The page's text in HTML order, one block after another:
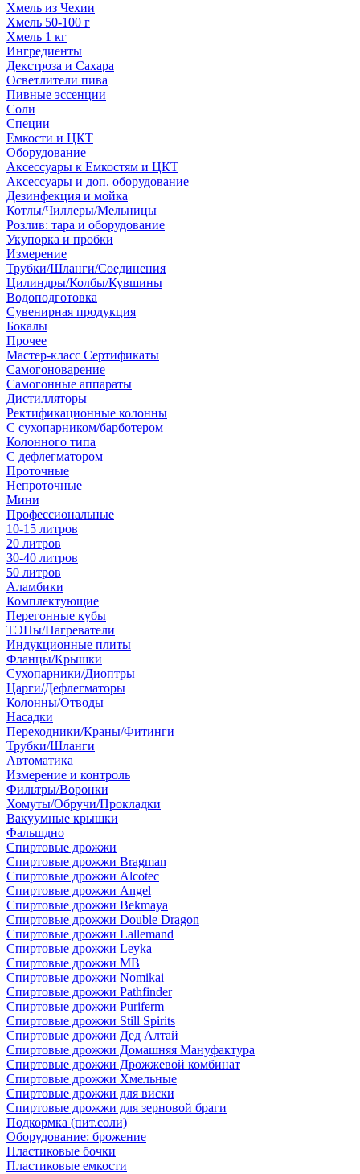
Хмель из Чехии
Хмель 50-100 г
Хмель 1 кг
Ингредиенты
Декстроза и Сахара
Осветлители пива
Пивные эссенции
Соли
Специи
Емкости и ЦКТ
Оборудование
Аксессуары к Емкостям и ЦКТ
Аксессуары и доп. оборудование
Дезинфекция и мойка
Котлы/Чиллеры/Мельницы
Розлив: тара и оборудование
Укупорка и пробки
Измерение
Трубки/Шланги/Соединения
Цилиндры/Колбы/Кувшины
Водоподготовка
Сувенирная продукция
Бокалы
Прочее
Мастер-класс Сертификаты
Самогоноварение
Самогонные аппараты
Дистилляторы
Ректификационные колонны
С сухопарником/барботером
Колонного типа
С дефлегматором
Проточные
Непроточные
Мини
Профессиональные
10-15 литров
20 литров
30-40 литров
50 литров
Аламбики
Комплектующие
Перегонные кубы
ТЭНы/Нагреватели
Индукционные плиты
Фланцы/Крышки
Сухопарники/Диоптры
Царги/Дефлегматоры
Колонны/Отводы
Насадки
Переходники/Краны/Фитинги
Трубки/Шланги
Автоматика
Измерение и контроль
Фильтры/Воронки
Хомуты/Обручи/Прокладки
Вакуумные крышки
Фальшдно
Спиртовые дрожжи
Спиртовые дрожжи Bragman
Спиртовые дрожжи Alcotec
Спиртовые дрожжи Angel
Спиртовые дрожжи Bekmaya
Спиртовые дрожжи Double Dragon
Спиртовые дрожжи Lallemand
Спиртовые дрожжи Leyka
Спиртовые дрожжи MB
Спиртовые дрожжи Nomikai
Спиртовые дрожжи Pathfinder
Спиртовые дрожжи Puriferm
Спиртовые дрожжи Still Spirits
Спиртовые дрожжи Дед Алтай
Спиртовые дрожжи Домашняя Мануфактура
Спиртовые дрожжи Дрожжевой комбинат
Спиртовые дрожжи Хмельные
Спиртовые дрожжи для виски
Спиртовые дрожжи для зерновой браги
Подкормка (пит.соли)
Оборудование: брожение
Пластиковые бочки
Пластиковые емкости